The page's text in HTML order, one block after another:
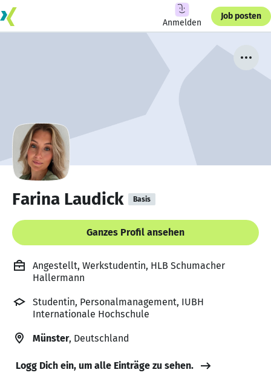
Anmelden
Job posten
Farina Laudick Basis
Ganzes Profil ansehen
Angestellt, Werkstudentin, HLB Schumacher
Hallermann
Studentin, Personalmanagement, IUBH
Internationale Hochschule
Münster, Deutschland
Logg Dich ein, um alle Einträge zu sehen.